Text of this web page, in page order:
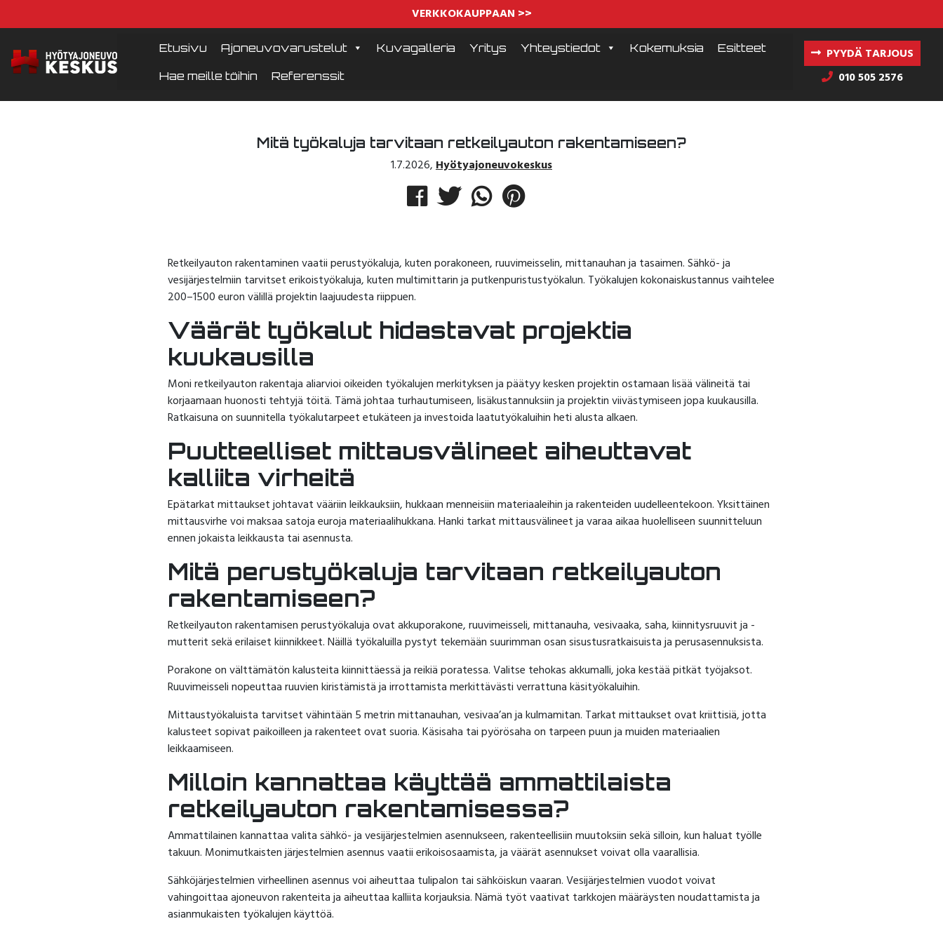
VERKKOKAUPPAAN >>
Etusivu Ajoneuvovarustelut Kuvagalleria Yritys Yhteystiedot Kokemuksia
Esitteet
Hae meille töihin
Referenssit
PYYDÄ TARJOUS
010 505 2576
Mitä työkaluja tarvitaan retkeilyauton rakentamiseen?
1.7.2026,Hyötyajoneuvokeskus
Retkeilyauton rakentaminen vaatii perustyökaluja, kuten porakoneen, ruuvimeisselin, mittanauhan ja tasaimen. Sähkö- ja
vesijärjestelmiin tarvitset erikoistyökaluja, kuten multimittarin ja putkenpuristustyökalun. Työkalujen kokonaiskustannus vaihtelee
200–1500 euron välillä projektin laajuudesta riippuen.
Väärät työkalut hidastavat projektia
kuukausilla
Moni retkeilyauton rakentaja aliarvioi oikeiden työkalujen merkityksen ja päätyy kesken projektin ostamaan lisää välineitä tai
korjaamaan huonosti tehtyjä töitä. Tämä johtaa turhautumiseen, lisäkustannuksiin ja projektin viivästymiseen jopa kuukausilla.
Ratkaisuna on suunnitella työkalutarpeet etukäteen ja investoida laatutyökaluihin heti alusta alkaen.
Puutteelliset mittausvälineet aiheuttavat
kalliita virheitä
Epätarkat mittaukset johtavat vääriin leikkauksiin, hukkaan menneisiin materiaaleihin ja rakenteiden uudelleentekoon. Yksittäinen
mittausvirhe voi maksaa satoja euroja materiaalihukkana. Hanki tarkat mittausvälineet ja varaa aikaa huolelliseen suunnitteluun
ennen jokaista leikkausta tai asennusta.
Mitä perustyökaluja tarvitaan retkeilyauton
rakentamiseen?
Retkeilyauton rakentamisen perustyökaluja ovat akkuporakone, ruuvimeisseli, mittanauha, vesivaaka, saha, kiinnitysruuvit ja -
mutterit sekä erilaiset kiinnikkeet. Näillä työkaluilla pystyt tekemään suurimman osan sisustusratkaisuista ja perusasennuksista.
Porakone on välttämätön kalusteita kiinnittäessä ja reikiä poratessa. Valitse tehokas akkumalli, joka kestää pitkät työjaksot.
Ruuvimeisseli nopeuttaa ruuvien kiristämistä ja irrottamista merkittävästi verrattuna käsityökaluihin.
Mittaustyökaluista tarvitset vähintään 5 metrin mittanauhan, vesivaa’an ja kulmamitan. Tarkat mittaukset ovat kriittisiä, jotta
kalusteet sopivat paikoilleen ja rakenteet ovat suoria. Käsisaha tai pyörösaha on tarpeen puun ja muiden materiaalien
leikkaamiseen.
Milloin kannattaa käyttää ammattilaista
retkeilyauton rakentamisessa?
Ammattilainen kannattaa valita sähkö- ja vesijärjestelmien asennukseen, rakenteellisiin muutoksiin sekä silloin, kun haluat työlle
takuun. Monimutkaisten järjestelmien asennus vaatii erikoisosaamista, ja väärät asennukset voivat olla vaarallisia.
Sähköjärjestelmien virheellinen asennus voi aiheuttaa tulipalon tai sähköiskun vaaran. Vesijärjestelmien vuodot voivat
vahingoittaa ajoneuvon rakenteita ja aiheuttaa kalliita korjauksia. Nämä työt vaativat tarkkojen määräysten noudattamista ja
asianmukaisten työkalujen käyttöä.